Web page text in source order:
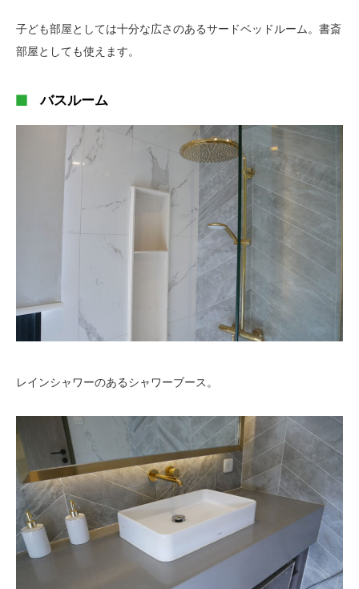
子ども部屋としては十分な広さのあるサードベッドルーム。書斎
部屋としても使えます。
バスルーム
レインシャワーのあるシャワーブース。